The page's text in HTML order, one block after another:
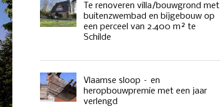
Te renoveren villa/bouwgrond met
buitenzwembad en bijgebouw op
een perceel van 2.400 m² te
Schilde
Vlaamse sloop – en
heropbouwpremie met een jaar
verlengd